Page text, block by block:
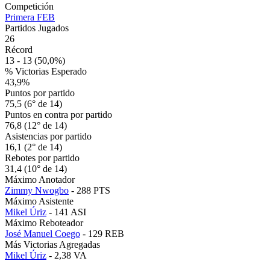
Competición
Primera FEB
Partidos Jugados
26
Récord
13 - 13 (50,0%)
% Victorias Esperado
43,9%
Puntos por partido
75,5 (6° de 14)
Puntos en contra por partido
76,8 (12° de 14)
Asistencias por partido
16,1 (2° de 14)
Rebotes por partido
31,4 (10° de 14)
Máximo Anotador
Zimmy Nwogbo - 288 PTS
Máximo Asistente
Mikel Úriz - 141 ASI
Máximo Reboteador
José Manuel Coego - 129 REB
Más Victorias Agregadas
Mikel Úriz - 2,38 VA